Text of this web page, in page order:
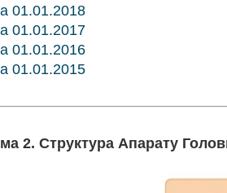
01.01.2018
01.01.2017
01.01.2016
01.01.2015
2. Структура Апарату